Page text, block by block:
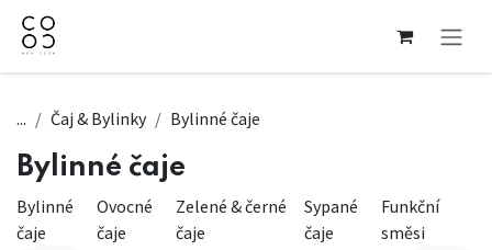
Přejít na obsah
... Čaj & Bylinky Bylinné čaje
Bylinné čaje
Bylinné
čaje
Ovocné
čaje
Zelené & černé
čaje
Sypané
čaje
Funkční
směsi